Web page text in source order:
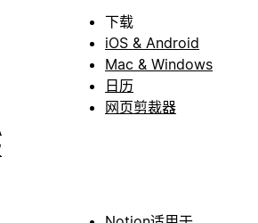
下载
iOS & Android
Mac & Windows
日历
网页剪裁器